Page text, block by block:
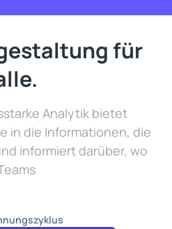
für
Analytik bietet
in die Informationen, die
informiert darüber, wo